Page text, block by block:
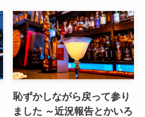
恥ずかしながら戻って参り
ました ～近況報告とかいろ